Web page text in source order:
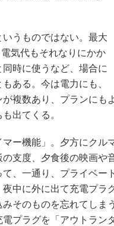
うものではない。最大
気代もそれなりにかか
時に使うなど、場合に
ある。今は電力にも、
複数あり、プランにも
出てくる。
ー機能」。夕方にクル
支度、夕食後の映画や
、一通り、プライベー
中に外に出て充電プラ
そのものを忘れてしま
プラグを「アウトラン